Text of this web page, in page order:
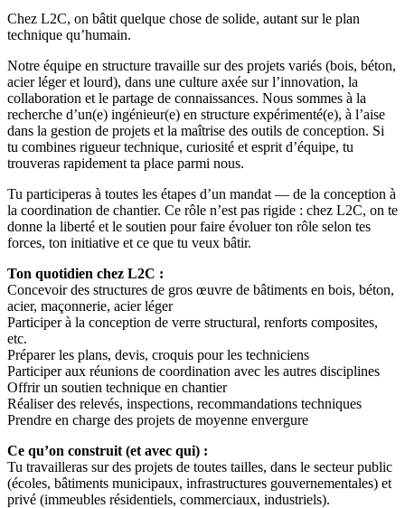
Chez L2C, on bâtit quelque chose de solide, autant sur le plan
technique qu’humain.
Notre équipe en structure travaille sur des projets variés (bois, béton,
acier léger et lourd), dans une culture axée sur l’innovation, la
collaboration et le partage de connaissances. Nous sommes à la
recherche d’un(e) ingénieur(e) en structure expérimenté(e), à l’aise
dans la gestion de projets et la maîtrise des outils de conception. Si
tu combines rigueur technique, curiosité et esprit d’équipe, tu
trouveras rapidement ta place parmi nous.
Tu participeras à toutes les étapes d’un mandat — de la conception à
la coordination de chantier. Ce rôle n’est pas rigide : chez L2C, on te
donne la liberté et le soutien pour faire évoluer ton rôle selon tes
forces, ton initiative et ce que tu veux bâtir.
Ton quotidien chez L2C :
Concevoir des structures de gros œuvre de bâtiments en bois, béton,
acier, maçonnerie, acier léger
Participer à la conception de verre structural, renforts composites,
etc.
Préparer les plans, devis, croquis pour les techniciens
Participer aux réunions de coordination avec les autres disciplines
Offrir un soutien technique en chantier
Réaliser des relevés, inspections, recommandations techniques
Prendre en charge des projets de moyenne envergure
Ce qu’on construit (et avec qui) :
Tu travailleras sur des projets de toutes tailles, dans le secteur public
(écoles, bâtiments municipaux, infrastructures gouvernementales) et
privé (immeubles résidentiels, commerciaux, industriels).